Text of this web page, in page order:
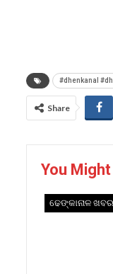
#dhenkanal
Share
You
ଢେଙ୍କାନାଳ ଖବର